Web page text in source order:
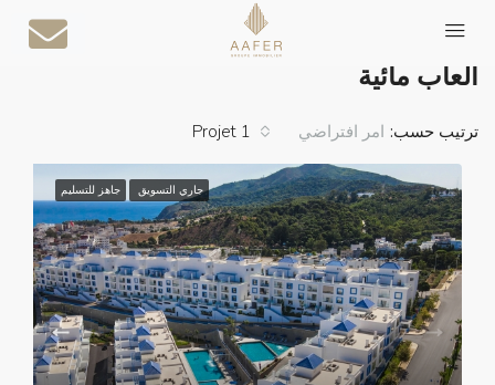
الصفحة الرئيسية
ألعاب مائية
1 Projet ترتيب حسب: امر افتراضي
جاري التسويق جاهز للتسليم